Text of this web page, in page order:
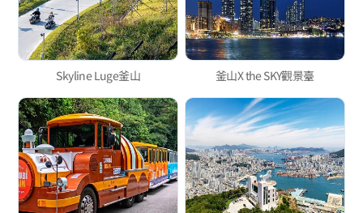
Skyline Luge釜山 釜山X the SKY觀景臺